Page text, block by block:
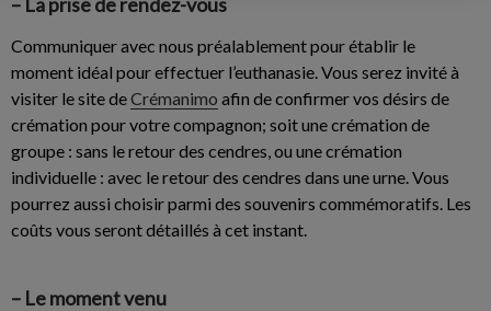
Communiquer avec nous préalablement pour établir le
moment idéal pour effectuer l’euthanasie. Vous serez invité à
visiter le site deCrémanimo afin de confirmer vos désirs de
crémation pour votre compagnon; soit une crémation de
groupe : sans le retour des cendres, ou une crémation
individuelle : avec le retour des cendres dans une urne. Vous
pourrez aussi choisir parmi des souvenirs commémoratifs. Les
coûts vous seront détaillés à cet instant.
– Le moment venu